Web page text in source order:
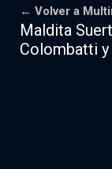
← Volver a
Maldita
Colombatti